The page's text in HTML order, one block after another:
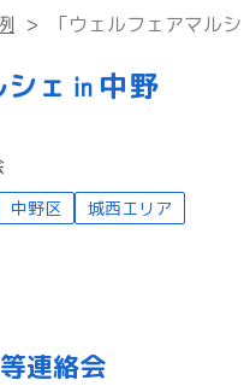
>
「ウェルフェアマルシ
シェ㏌中野
中野区
城西エリア
連絡会